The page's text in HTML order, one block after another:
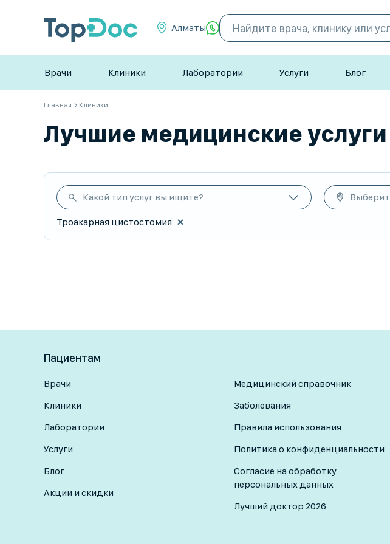
Алматы
Врачи Клиники Лаборатории Услуги Блог
Главная Клиники
Лучшие медицинские
Какой тип услуг вы ищите?
Троакарная цистостомия
Пациентам
Врачи
Клиники
Лаборатории
Услуги
Блог
Акции и скидки
Медицинский справочник
Заболевания
Правила использования
Политика о конфиденциальности
Согласие на обработку
персональных данных
Лучший доктор 2026